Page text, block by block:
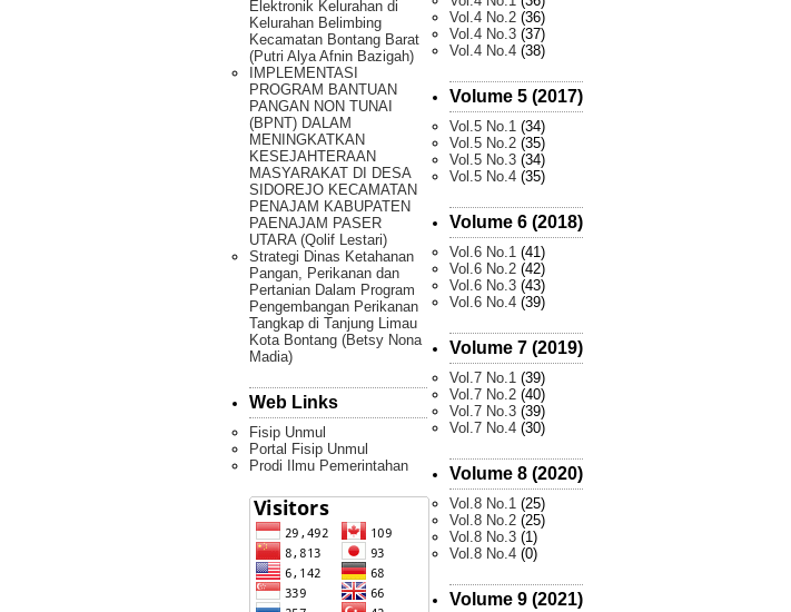
Elektronik Kelurahan di
Kelurahan Belimbing
Kecamatan Bontang Barat
(Putri Alya Afnin Bazigah)
IMPLEMENTASI
PROGRAM BANTUAN
PANGAN NON TUNAI
(BPNT) DALAM
MENINGKATKAN
KESEJAHTERAAN
MASYARAKAT DI DESA
SIDOREJO KECAMATAN
PENAJAM KABUPATEN
PAENAJAM PASER
UTARA (Qolif Lestari)
Strategi Dinas Ketahanan
Pangan, Perikanan dan
Pertanian Dalam Program
Pengembangan Perikanan
Tangkap di Tanjung Limau
Kota Bontang (Betsy Nona
Madia)
Web Links
Fisip Unmul
Portal Fisip Unmul
Prodi Ilmu Pemerintahan
Vol.4 No.2 (36)
Vol.4 No.3 (37)
Vol.4 No.4 (38)
Volume 5 (2017)
Vol.5 No.1 (34)
Vol.5 No.2 (35)
Vol.5 No.3 (34)
Vol.5 No.4 (35)
Volume 6 (2018)
Vol.6 No.1 (41)
Vol.6 No.2 (42)
Vol.6 No.3 (43)
Vol.6 No.4 (39)
Volume 7 (2019)
Vol.7 No.1 (39)
Vol.7 No.2 (40)
Vol.7 No.3 (39)
Vol.7 No.4 (30)
Volume 8 (2020)
Vol.8 No.1 (25)
Vol.8 No.2 (25)
Vol.8 No.3 (1)
Vol.8 No.4 (0)
Volume 9 (2021)